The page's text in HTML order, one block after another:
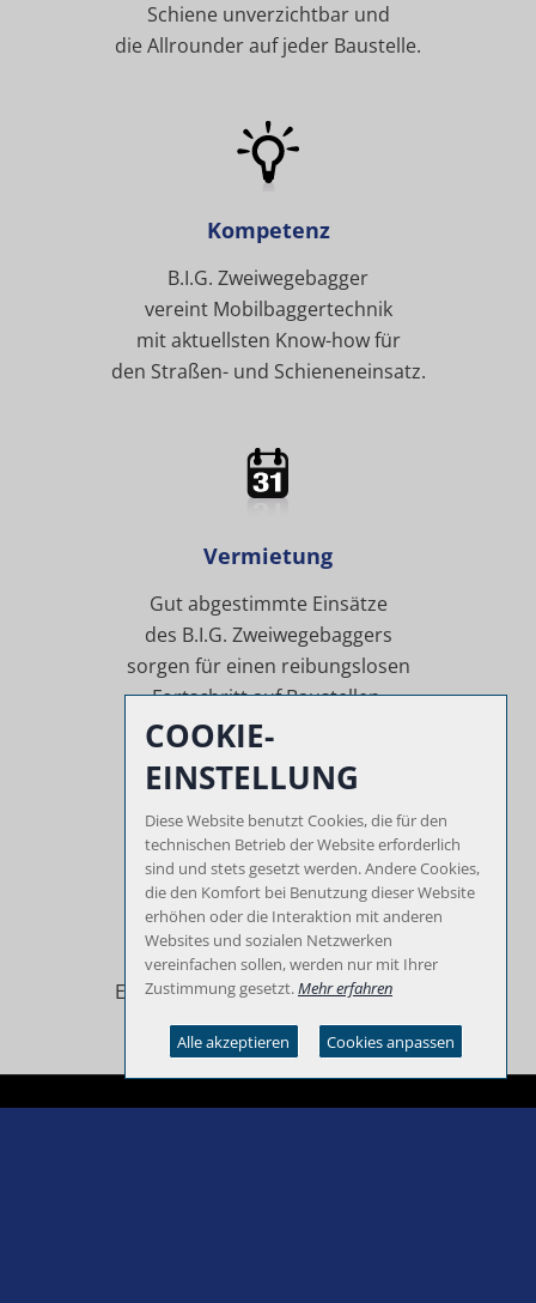
Schiene unverzichtbar und
die Allrounder auf jeder Baustelle.
Kompetenz
B.I.G. Zweiwegebagger
vereint Mobilbaggertechnik
mit aktuellsten Know-how für
den Straßen- und Schieneneinsatz.
Vermietung
Gut abgestimmte Einsätze
des B.I.G. Zweiwegebaggers
sorgen für einen reibungslosen
Fortschritt auf Baustellen.
Beratung
Moderne Großmaschinen
für individuelle Spezial-Einsätze,
Erfahrung und Beratung zeichnen
B.I.G. Zweiwegebagger aus.
COOKIE-
EINSTELLUNG
Diese Website benutzt Cookies, die für den
technischen Betrieb der Website erforderlich
sind und stets gesetzt werden. Andere Cookies,
die den Komfort bei Benutzung dieser Website
erhöhen oder die Interaktion mit anderen
Websites und sozialen Netzwerken
vereinfachen sollen, werden nur mit Ihrer
Zustimmung gesetzt.Mehr erfahren
Alle akzeptieren Cookies anpassen